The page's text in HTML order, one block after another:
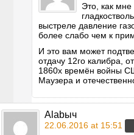
Это, как мне
выстреле давление
более слабо чем к
И это вам может
отдачу 12го калибра,
1860х времён войны
Маузера и
Alabыч
22.06.2016 at 15:51